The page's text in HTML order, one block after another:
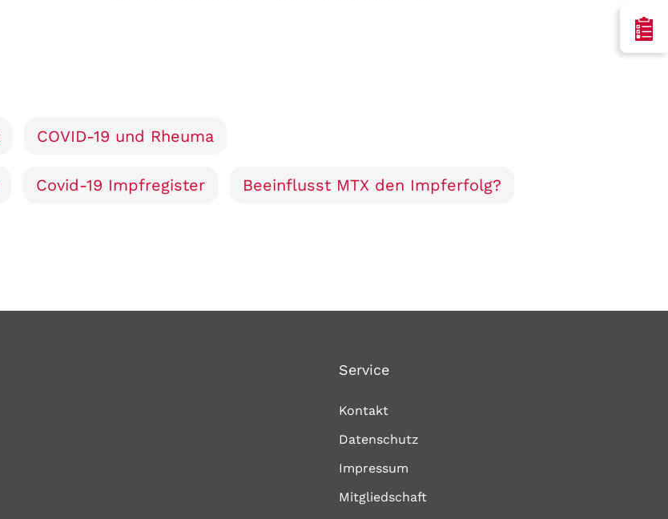
COVID-19 und Rheuma
Covid-19 Impfregister Beeinflusst MTX den Impferfolg?
Service
Kontakt
Datenschutz
Impressum
Mitgliedschaft